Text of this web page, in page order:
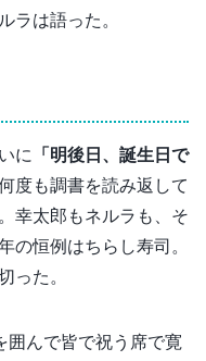
ラは語った。
に
「明後日、誕生日で
度も調書を読み返して
幸太郎もネルラも、そ
の恒例はちらし寿司。
った。
囲んで皆で祝う席で寛